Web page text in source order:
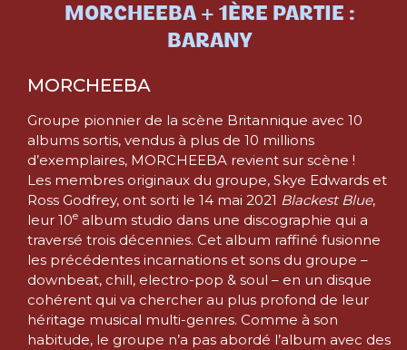
MORCHEEBA + 1ÈRE PARTIE :
BARANY
MORCHEEBA
Groupe pionnier de la scène Britannique avec 10
albums sortis, vendus à plus de 10 millions
d’exemplaires, MORCHEEBA revient sur scène !
Les membres originaux du groupe, Skye Edwards et
Ross Godfrey, ont sorti le 14 mai 2021 Blackest Blue,
leur 10e album studio dans une discographie qui a
traversé trois décennies. Cet album raffiné fusionne
les précédentes incarnations et sons du groupe –
downbeat, chill, electro-pop & soul – en un disque
cohérent qui va chercher au plus profond de leur
héritage musical multi-genres. Comme à son
habitude, le groupe n’a pas abordé l’album avec des